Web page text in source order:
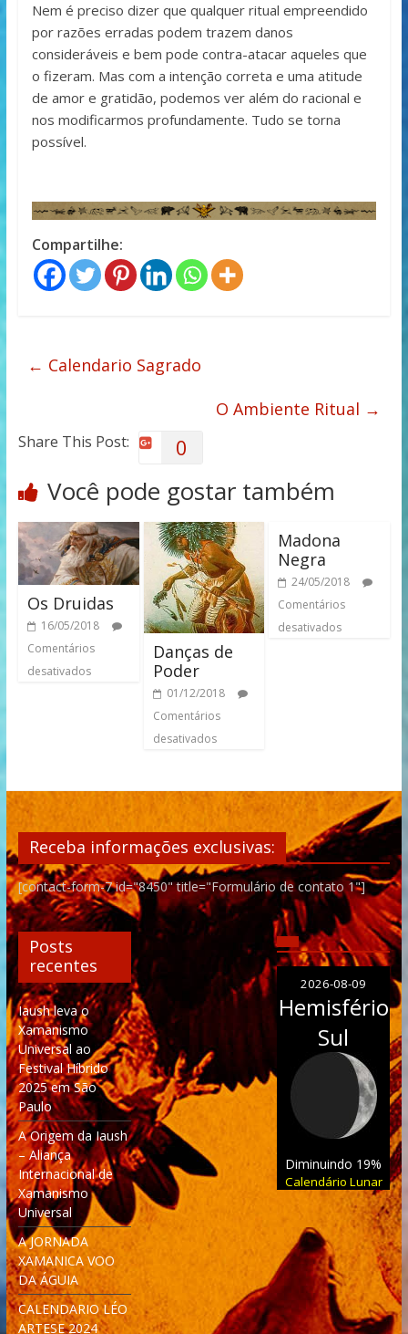
Nem é preciso dizer que qualquer ritual empreendido
por razões erradas podem trazem danos
consideráveis e bem pode contra-atacar aqueles que
o fizeram. Mas com a intenção correta e uma atitude
de amor e gratidão, podemos ver além do racional e
nos modificarmos profundamente. Tudo se torna
possível.
Compartilhe:
← Calendario Sagrado
O Ambiente Ritual →
Share This Post: 0
Você pode gostar também
Os Druidas
16/05/2018
Comentários
desativados
Danças de
Poder
01/12/2018
Comentários
desativados
Madona
Negra
24/05/2018
Comentários
desativados
Receba informações exclusivas:
[contact-form-7 id="8450" title="Formulário de contato 1"]
Posts
recentes
Iaush leva o
Xamanismo
Universal ao
Festival Híbrido
2025 em São
Paulo
A Origem da Iaush
– Aliança
Internacional de
Xamanismo
Universal
A JORNADA
XAMANICA VOO
DA ÁGUIA
CALENDARIO LÉO
ARTESE 2024
2026-08-09
Hemisfério
Sul
Diminuindo 19%
Calendário Lunar